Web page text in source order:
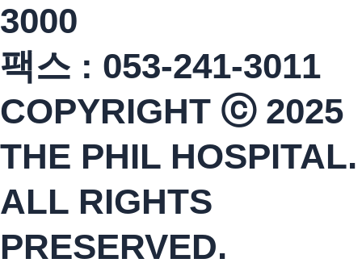
3000
팩스 : 053-241-3011
COPYRIGHT ⓒ 2025
THE PHIL HOSPITAL.
ALL RIGHTS
PRESERVED.